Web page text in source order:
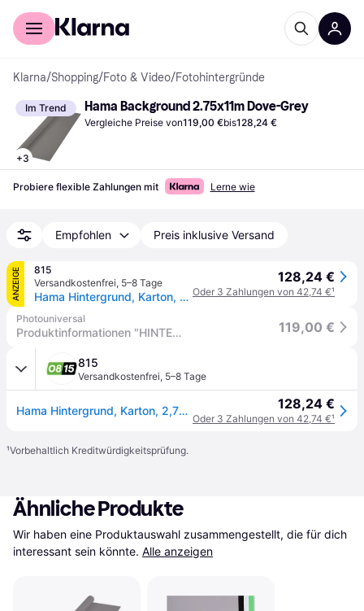
Für Shopper
Klarna/Shopping/Foto & Video/Fotohintergründe
Im Trend
+3
Hama Background 2.75x11m Dove-Grey
Vergleiche Preise von119,00 €bis128,24 €
Probiere flexible Zahlungen mit Lerne wie
Empfohlen Preis inklusive Versand
ANZEIGE
815
Versandkostenfrei, 5–8 Tage
Hama Hintergrund, Karton, 2,75 x 11 m, Taubengrau
128,24 €
Oder 3 Zahlungen von 42,74 €¹
Photouniversal
Produktinformationen "HINTERGRUND 2,75X11 M. 21543 TAUBENGRAU" 119,00 €
815
Versandkostenfrei, 5–8 Tage
Hama Hintergrund, Karton, 2,75 x 11 m, Taubengrau 128,24 €
Oder 3 Zahlungen von 42,74 €¹
¹Vorbehaltlich Kreditwürdigkeitsprüfung.
Ähnliche Produkte
Wir haben eine Produktauswahl zusammengestellt, die für dich
interessant sein könnte. Alle anzeigen